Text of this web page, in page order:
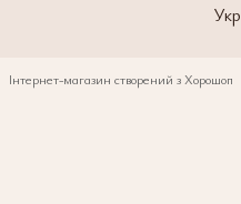
Укр
Інтернет-магазин створений з Хорошоп